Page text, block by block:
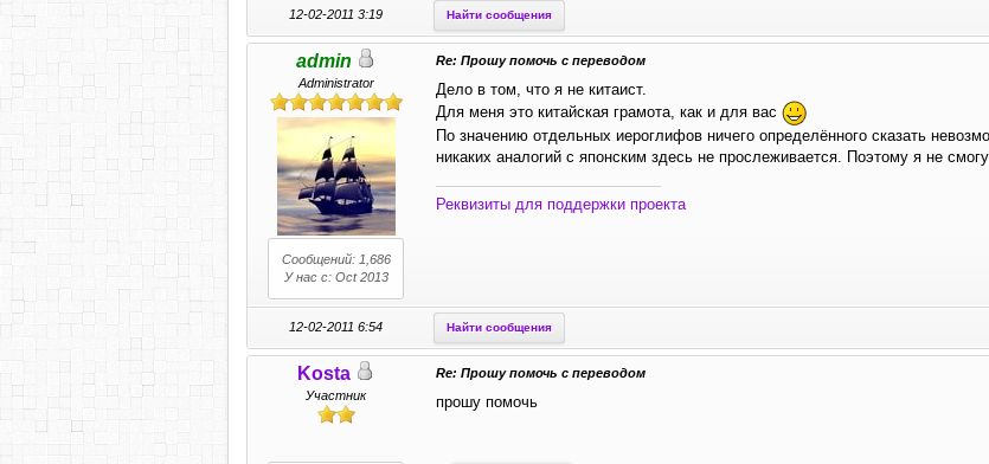
12-02-2011 3:19 Найти сообщения
admin
Administrator
Сообщений: 1,686
У нас с: Oct 2013
Re: Прошу помочь с переводом
Дело в том, что я не китаист.
Для меня это китайская грамота, как и для вас
По значению отдельных иероглифов ничего определённого сказать
никаких аналогий с японским здесь не прослеживается. Поэтому я не
Реквизиты для поддержки проекта
12-02-2011 6:54 Найти сообщения
Kosta
Участник
Re: Прошу помочь с переводом
прошу помочь